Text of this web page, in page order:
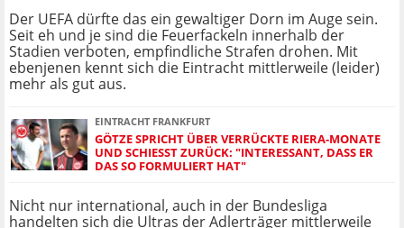
Der UEFA dürfte das ein gewaltiger Dorn im Auge sein.
Seit eh und je sind die Feuerfackeln innerhalb der
Stadien verboten, empfindliche Strafen drohen. Mit
ebenjenen kennt sich die Eintracht mittlerweile (leider)
mehr als gut aus.
EINTRACHT FRANKFURT
GÖTZE SPRICHT ÜBER VERRÜCKTE RIERA-MONATE
UND SCHIESST ZURÜCK: "INTERESSANT, DASS ER D
AS SO FORMULIERT HAT"
Nicht nur international, auch in der Bundesliga
handelten sich die Ultras der Adlerträger mittlerweile